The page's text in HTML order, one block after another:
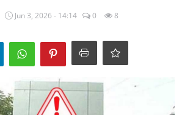
Jun 3, 2026 - 14:14 0 8